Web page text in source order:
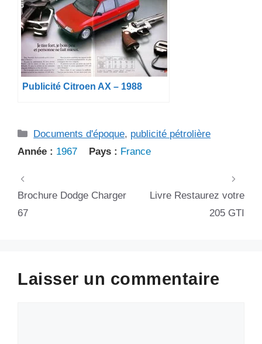
Publicité Citroen AX – 1988
Catégories
Documents d'époque, publicité pétrolière
Année : 1967 Pays : France
Brochure Dodge Charger
67
Livre Restaurez votre
205 GTI
Laisser un commentaire